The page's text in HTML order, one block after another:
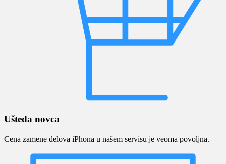
Ušteda novca
Cena zamene delova iPhona u našem servisu je veoma povoljna.